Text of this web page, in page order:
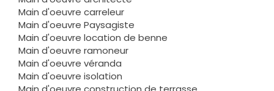
Main d'oeuvre carreleur
Main d'oeuvre Paysagiste
Main d'oeuvre location de benne
Main d'oeuvre ramoneur
Main d'oeuvre véranda
Main d'oeuvre isolation